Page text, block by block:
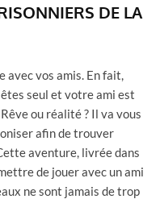
DE LA
avec vos amis. En fait,
seul et votre ami est
ou réalité ? Il va vous
afin de trouver
aventure, livrée dans
de jouer avec un ami
ne sont jamais de trop